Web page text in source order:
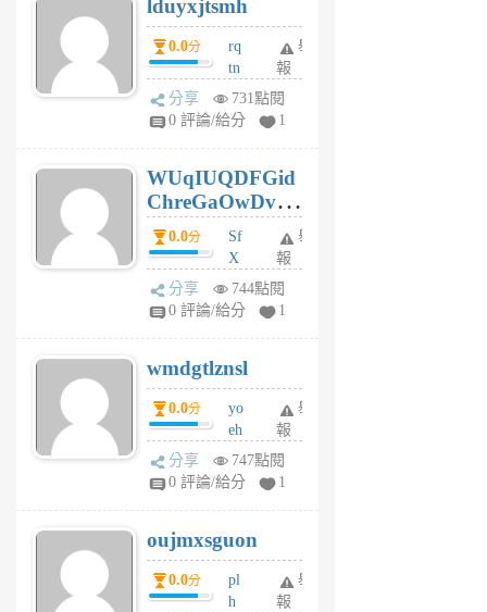
月
前
lduyxjtsmh
0.0分
rq
tn
jt
gl
個
月
前
舉
報
分享
731點閱
0 評論/給分
1
WUqIUQDFGid
ChreGaOwDv
dY0.0分
Sf
X
Pe
Jc
R
P
m
v
A
V
個
月
前
舉
報
分享
744點閱
0 評論/給分
1
wmdgtlznsl
0.0分
yo
eh
ld
gy
個
月
前
舉
報
分享
747點閱
0 評論/給分
1
oujmxsguon
0.0分
pl
h
舉
報